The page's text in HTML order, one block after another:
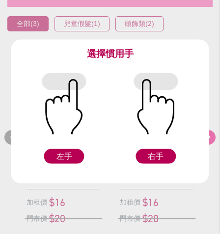
全部(3) 兒童假髮(1) 頭飾類(2)
編號：93910
加租價 $16
門市價 $20
編號：93810
加租價 $16
門市價 $20
選擇慣用手
左手 右手